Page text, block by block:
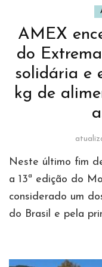
AMEX
do
solidária e
kg de
Neste último fim
a 13ª edição do
considerado um
do Brasil e pela